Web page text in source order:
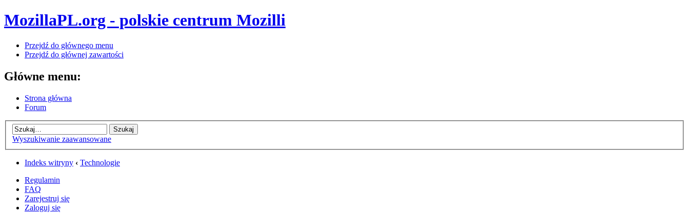
MozillaPL.org - polskie centrum Mozilli
Przejdź do głównego menu
Przejdź do głównej zawartości
Główne menu:
Strona główna
Forum
Wyszukiwanie zaawansowane
Indeks witryny ‹ Technologie
Regulamin
FAQ
Zarejestruj się
Zaloguj się